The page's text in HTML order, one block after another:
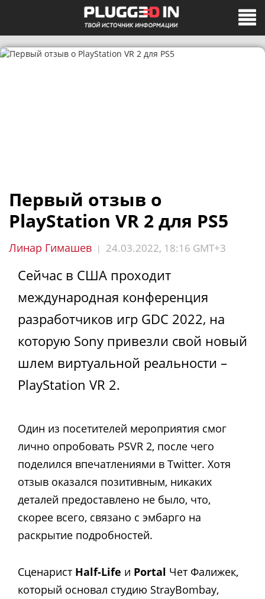
Первый отзыв о
PlayStation VR 2 для PS5
Линар Гимашев | 24.03.2022, 18:16 GMT+3
Сейчас в США проходит
международная конференция
разработчиков игр GDC 2022, на
которую Sony привезли свой новый
шлем виртуальной реальности –
PlayStation VR 2.
Один из посетителей мероприятия смог
лично опробовать PSVR 2, после чего
поделился впечатлениями в Twitter. Хотя
отзыв оказался позитивным, никаких
деталей предоставлено не было, что,
скорее всего, связано с эмбарго на
раскрытие подробностей.
Сценарист Half-Life и Portal Чет Фалижек,
который основал студию StrayBombay,